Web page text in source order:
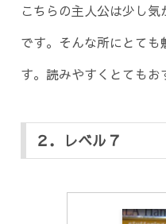
こちらの主人公は少し
です。そんな所にとて
す。読みやすくとてもお
２．レベル７